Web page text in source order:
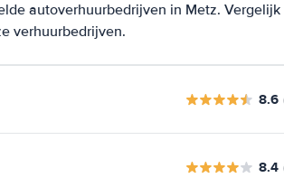
autoverhuurbedrijven in Metz.
verhuurbedrijven.
8.6
8.4